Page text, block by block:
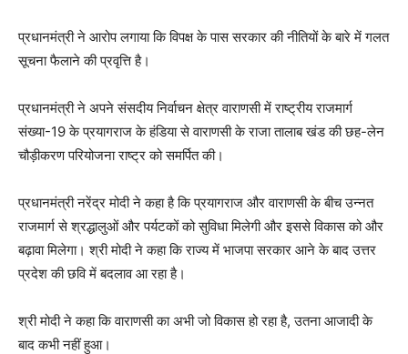
प्रधानमंत्री ने आरोप लगाया कि विपक्ष के पास सरकार की नीतियों के बारे में गलत
सूचना फैलाने की प्रवृत्ति है।
प्रधानमंत्री ने अपने संसदीय निर्वाचन क्षेत्र वाराणसी में राष्ट्रीय राजमार्ग
संख्‍या-19 के प्रयागराज के हंडिया से वाराणसी के राजा तालाब खंड की छह-लेन
चौड़ीकरण परियोजना राष्ट्र को समर्पित की।
प्रधानमंत्री नरेंद्र मोदी ने कहा है कि प्रयागराज और वाराणसी के बीच उन्नत
राजमार्ग से श्रद्धालुओं और पर्यटकों को सुविधा मिलेगी और इससे विकास को और
बढ़ावा मिलेगा। श्री मोदी ने कहा कि राज्य में भाजपा सरकार आने के बाद उत्तर
प्रदेश की छवि में बदलाव आ रहा है।
श्री मोदी ने कहा कि वाराणसी का अभी जो विकास हो रहा है, उतना आजादी के
बाद कभी नहीं हुआ।